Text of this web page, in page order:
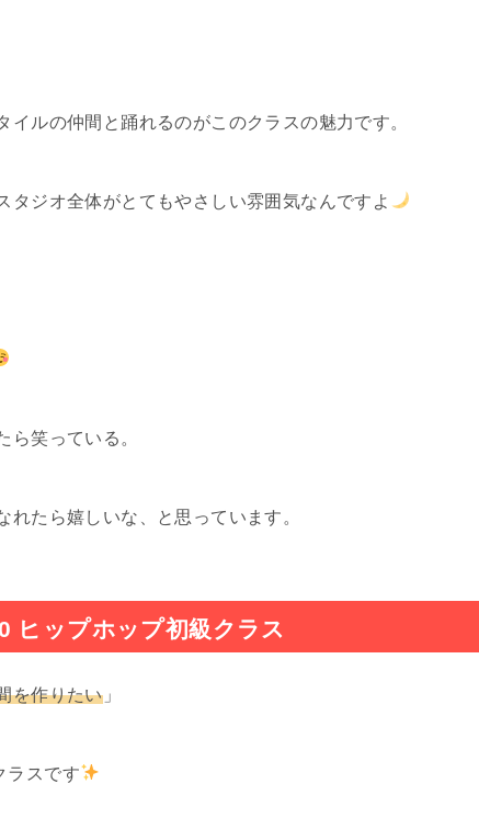
ルの仲間と踊れるのがこのクラスの魅力です。
タジオ全体がとてもやさしい雰囲気なんですよ
ら笑っている。
れたら嬉しいな、と思っています。
ヒップホップ初級クラス
を作りたい」
ラスです